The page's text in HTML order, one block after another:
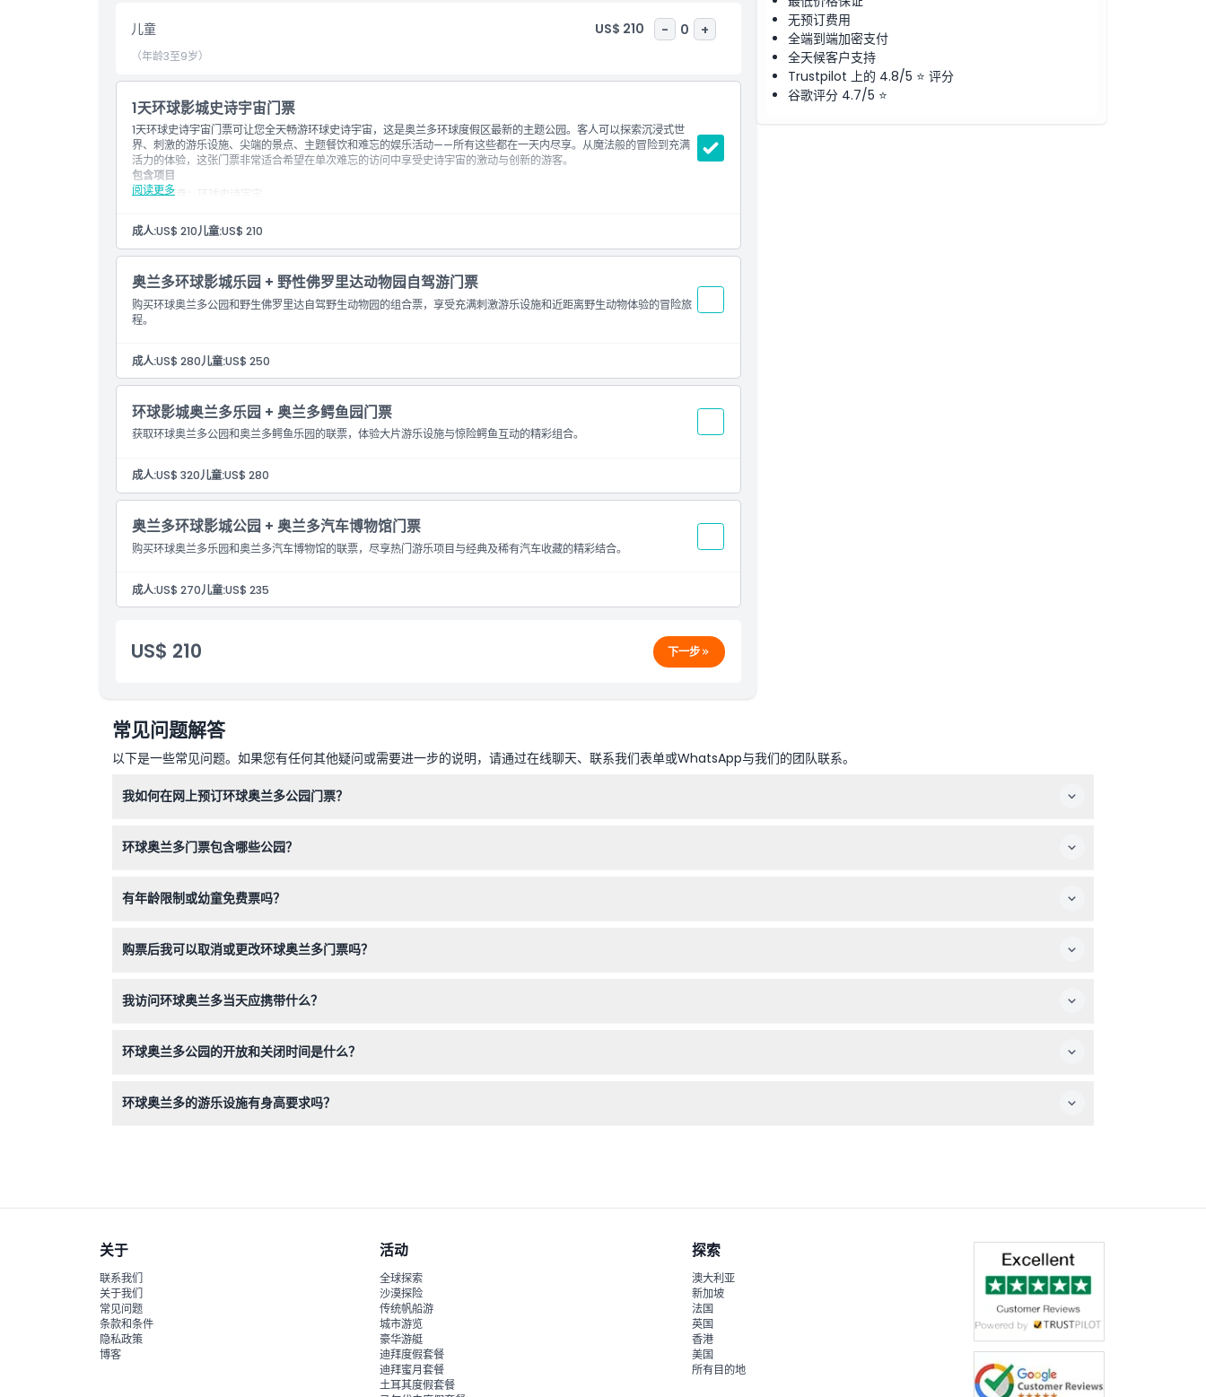
营业时间
需要了解的事项
位置
如何到达那里
取消政策
儿童 US$ 210 - 0 +
（年龄3至9岁）
1天环球影城史诗宇宙门票
1天环球史诗宇宙门票可让您全天畅游环球史诗宇宙，这是奥兰多环球度假区最新的主题公园。客人可以探索沉浸式世
界、刺激的游乐设施、尖端的景点、主题餐饮和难忘的娱乐活动——所有这些都在一天内尽享。从魔法般的冒险到充满
活力的体验，这张门票非常适合希望在单次难忘的访问中享受史诗宇宙的激动与创新的游客。
阅读更多
包含项目
入场券：环球史诗宇宙
成人:US$ 210儿童:US$ 210
奥兰多环球影城乐园 + 野性佛罗里达动物园自驾游门票
购买环球奥兰多公园和野生佛罗里达自驾野生动物园的组合票，享受充满刺激游乐设施和近距离野生动物体验的冒险旅
程。
成人:US$ 280儿童:US$ 250
环球影城奥兰多乐园 + 奥兰多鳄鱼园门票
获取环球奥兰多公园和奥兰多鳄鱼乐园的联票，体验大片游乐设施与惊险鳄鱼互动的精彩组合。
成人:US$ 320儿童:US$ 280
奥兰多环球影城公园 + 奥兰多汽车博物馆门票
购买环球奥兰多乐园和奥兰多汽车博物馆的联票，尽享热门游乐项目与经典及稀有汽车收藏的精彩结合。
成人:US$ 270儿童:US$ 235
US$ 210 下一步
无预订费用
全端到端加密支付
全天候客户支持
Trustpilot 上的 4.8/5 ⭐ 评分
谷歌评分 4.7/5 ⭐
常见问题解答
以下是一些常见问题。如果您有任何其他疑问或需要进一步的说明，请通过在线聊天、联系我们表单或WhatsApp与我们的团队联系。
我如何在网上预订环球奥兰多公园门票？
环球奥兰多门票包含哪些公园？
有年龄限制或幼童免费票吗？
购票后我可以取消或更改环球奥兰多门票吗？
我访问环球奥兰多当天应携带什么？
环球奥兰多公园的开放和关闭时间是什么？
环球奥兰多的游乐设施有身高要求吗？
关于
联系我们
关于我们
常见问题
条款和条件
隐私政策
博客
活动
全球探索
沙漠探险
传统帆船游
城市游览
豪华游艇
迪拜度假套餐
迪拜蜜月套餐
土耳其度假套餐
探索
澳大利亚
新加坡
法国
英国
香港
美国
所有目的地